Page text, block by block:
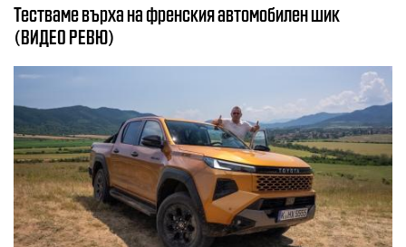
Тестваме върха на френския автомобилен шик
(ВИДЕО РЕВЮ)